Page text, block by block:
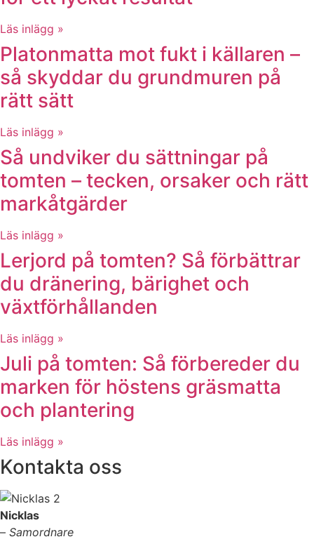
Läs inlägg »
Platonmatta mot fukt i källaren –
så skyddar du grundmuren på
rätt sätt
Läs inlägg »
Så undviker du sättningar på
tomten – tecken, orsaker och rätt
markåtgärder
Läs inlägg »
Lerjord på tomten? Så förbättrar
du dränering, bärighet och
växtförhållanden
Läs inlägg »
Juli på tomten: Så förbereder du
marken för höstens gräsmatta
och plantering
Läs inlägg »
Kontakta oss
Nicklas
– Samordnare